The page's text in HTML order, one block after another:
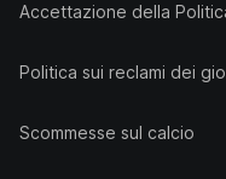
Accettazione della
Politica sui reclami dei
Scommesse sul calcio